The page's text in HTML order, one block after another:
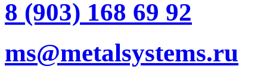
8 (903) 168 69 92
ms@metalsystems.ru